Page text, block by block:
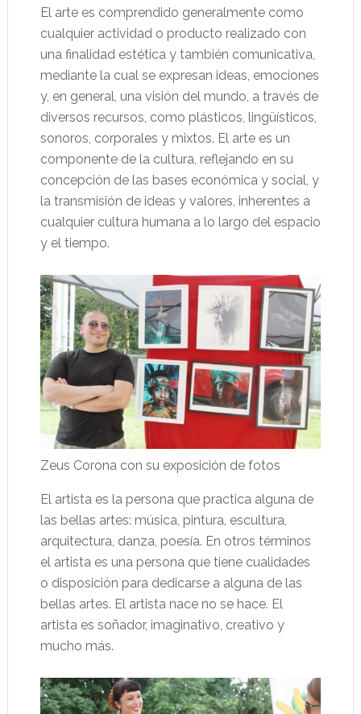
El arte es comprendido generalmente como
cualquier actividad o producto realizado con
una finalidad estética y también comunicativa,
mediante la cual se expresan ideas, emociones
y, en general, una visión del mundo, a través de
diversos recursos, como plásticos, lingüísticos,
sonoros, corporales y mixtos. El arte es un
componente de la cultura, reflejando en su
concepción de las bases económica y social, y
la transmisión de ideas y valores, inherentes a
cualquier cultura humana a lo largo del espacio
y el tiempo.
Zeus Corona con su exposición de fotos
El artista es la persona que practica alguna de
las bellas artes: música, pintura, escultura,
arquitectura, danza, poesía. En otros términos
el artista es una persona que tiene cualidades
o disposición para dedicarse a alguna de las
bellas artes. El artista nace no se hace. El
artista es soñador, imaginativo, creativo y
mucho más.